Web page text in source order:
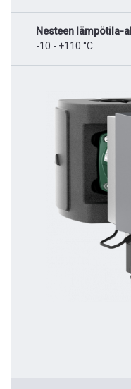
Nesteen lämpötila-
-10 - +110 °C